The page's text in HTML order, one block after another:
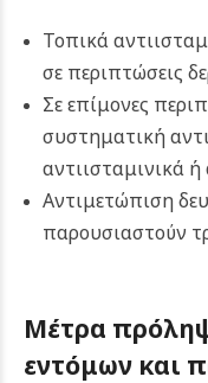
Τοπικά
σε περιπτώσεις
Σε επίμονες
συστηματική
αντιισταμινικά
Αντιμετώπιση
παρουσιαστούν
Μέτρα
εντόμων και